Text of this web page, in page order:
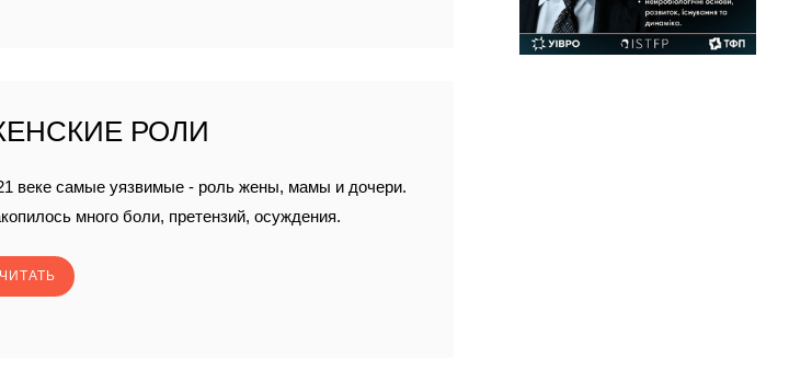
РОЛИ
веке самые уязвимые - роль жены, мамы и дочери.
много боли, претензий, осуждения.
ЧИТАТЬ